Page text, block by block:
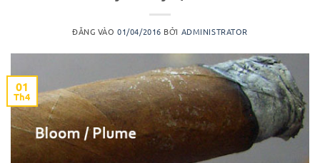
ĐĂNG VÀO01/04/2016 BỞI ADMINISTRATOR
01
Th4